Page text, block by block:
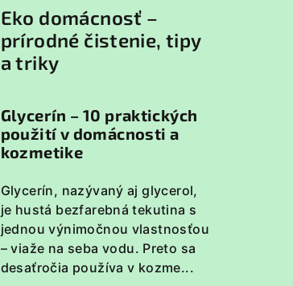
Eko domácnosť –
prírodné čistenie, tipy
a triky
Glycerín – 10 praktických
použití v domácnosti a
kozmetike
Glycerín, nazývaný aj glycerol,
je hustá bezfarebná tekutina s
jednou výnimočnou vlastnosťou
– viaže na seba vodu. Preto sa
desaťročia používa v kozme...